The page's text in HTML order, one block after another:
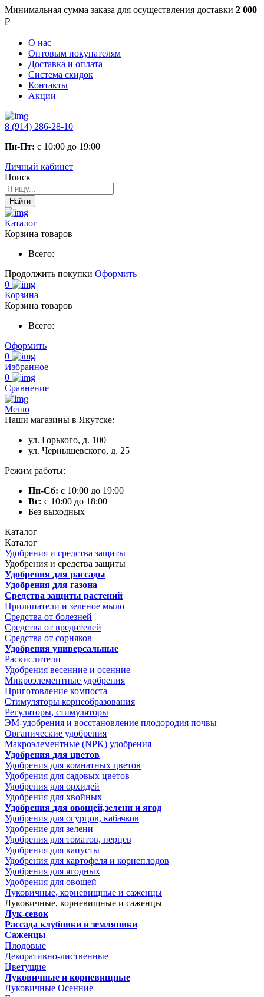
Минимальная сумма заказа для осуществления доставки 2 000
₽
О нас
Оптовым покупателям
Доставка и оплата
Система скидок
Контакты
Акции
8 (914) 286-28-10
Пн-Пт: с 10:00 до 19:00
Личный кабинет
Поиск
Найти
Каталог
Корзина товаров
Всего:
Продолжить покупки Оформить
0
Корзина
Корзина товаров
Всего:
Оформить
0
Избранное
0
Сравнение
Меню
Наши магазины в Якутске:
ул. Горького, д. 100
ул. Чернышевского, д. 25
Режим работы:
Пн-Сб: с 10:00 до 19:00
Вс: с 10:00 до 18:00
Без выходных
Каталог
Каталог
Удобрения и средства защиты
Удобрения и средства защиты
Удобрения для рассады
Удобрения для газона
Средства защиты растений
Прилипатели и зеленое мыло
Средства от болезней
Средства от вредителей
Средства от сорняков
Удобрения универсальные
Раскислители
Удобрения весенние и осенние
Микроэлементные удобрения
Приготовление компоста
Стимуляторы корнеобразования
Регуляторы, стимуляторы
ЭМ-удобрения и восстановление плодородия почвы
Органические удобрения
Макроэлементные (NPK) удобрения
Удобрения для цветов
Удобрения для комнатных цветов
Удобрения для садовых цветов
Удобрения для орхидей
Удобрения для хвойных
Удобрения для овощей,зелени и ягод
Удобрения для огурцов, кабачков
Удобрение для зелени
Удобрения для томатов, перцев
Удобрения для капусты
Удобрения для картофеля и корнеплодов
Удобрения для ягодных
Удобрения для овощей
Луковичные, корневищные и саженцы
Луковичные, корневищные и саженцы
Лук-севок
Рассада клубники и земляники
Саженцы
Плодовые
Декоративно-лиственные
Цветущие
Луковичные и корневищные
Луковичные Осенние